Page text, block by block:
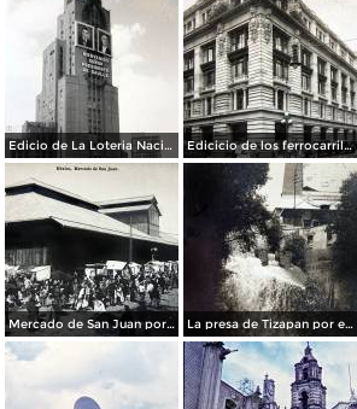
Edicio de La Loteria Nacional Ciudad de México Abril de 1964 Edicicio de los ferrocarriles.
Mercado de San Juan por el fotografo Felix Miret La presa de Tizapan por el fotografo Fernando Kososky. ( Circulada el 22 de Diembre de 1910 ).